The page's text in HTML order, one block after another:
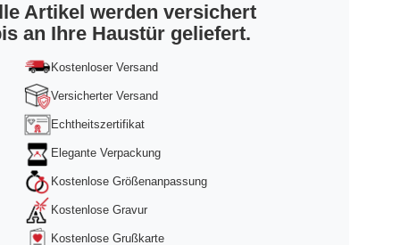
Artikel werden versichert
an Ihre Haustür geliefert.
Kostenloser Versand
Versicherter Versand
Echtheitszertifikat
Elegante Verpackung
Kostenlose Größenanpassung
Kostenlose Gravur
Kostenlose Grußkarte